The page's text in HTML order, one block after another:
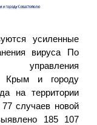
усиленные
вируса По
управления
Крым и городу
на территории
случаев новой
185 107